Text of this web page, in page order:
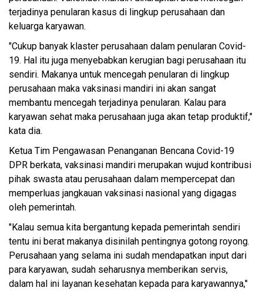
terjadinya penularan kasus di lingkup perusahaan dan
keluarga karyawan.
"Cukup banyak klaster perusahaan dalam penularan Covid-
19. Hal itu juga menyebabkan kerugian bagi perusahaan itu
sendiri. Makanya untuk mencegah penularan di lingkup
perusahaan maka vaksinasi mandiri ini akan sangat
membantu mencegah terjadinya penularan. Kalau para
karyawan sehat maka perusahaan juga akan tetap produktif,"
kata dia.
Ketua Tim Pengawasan Penanganan Bencana Covid-19
DPR berkata, vaksinasi mandiri merupakan wujud kontribusi
pihak swasta atau perusahaan dalam mempercepat dan
memperluas jangkauan vaksinasi nasional yang digagas
oleh pemerintah.
"Kalau semua kita bergantung kepada pemerintah sendiri
tentu ini berat makanya disinilah pentingnya gotong royong.
Perusahaan yang selama ini sudah mendapatkan input dari
para karyawan, sudah seharusnya memberikan servis,
dalam hal ini layanan kesehatan kepada para karyawannya,"